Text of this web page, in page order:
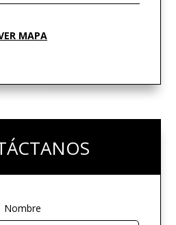
MAPA
Nombre